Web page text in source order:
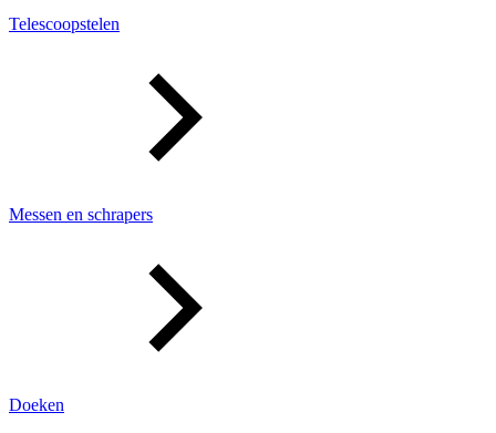
Telescoopstelen
Messen en schrapers
Doeken